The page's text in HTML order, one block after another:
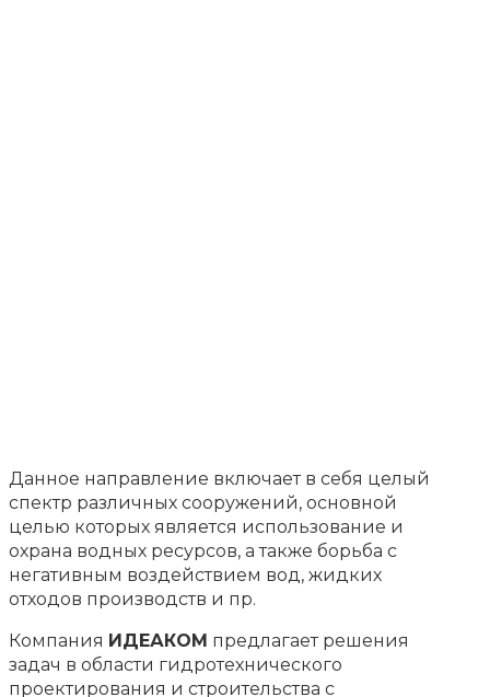
Данное направление включает в себя целый
спектр различных сооружений, основной
целью которых является использование и
охрана водных ресурсов, а также борьба с
негативным воздействием вод, жидких
отходов производств и пр.
Компания ИДЕАКОМ предлагает решения
задач в области гидротехнического
проектирования и строительства с